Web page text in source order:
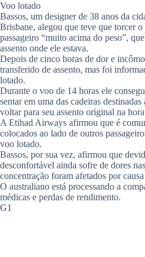
Voo lotado
Bassos, um designer de 38 anos da
Brisbane, alegou que teve que torcer
passageiro “muito acima do peso”,
assento onde ele estava.
Depois de cinco horas de dor e
transferido de assento, mas foi
lotado.
Durante o voo de 14 horas ele
sentar em uma das cadeiras
voltar para seu assento original na
A Etihad Airways afirmou que é
colocados ao lado de outros
voo lotado.
Bassos, por sua vez, afirmou que
desconfortável ainda sofre de dores
concentração foram afetados por
O australiano está processando a
médicas e perdas de rendimento.
G1